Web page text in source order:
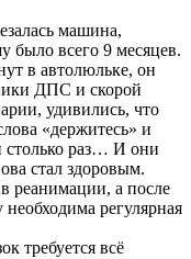
машина,
было всего 9 месяцев.
в автолюльке, он
ДПС и скорой
удивились, что
«держитесь» и
столько раз… И они
стал здоровым.
реанимации, а после
необходима регулярная
требуется всё